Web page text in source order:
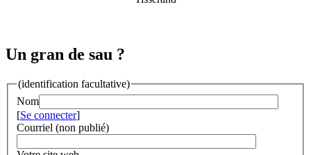
Un gran de sau ?
(identification facultative)
Nom
[Se connecter]
Courriel (non publié)